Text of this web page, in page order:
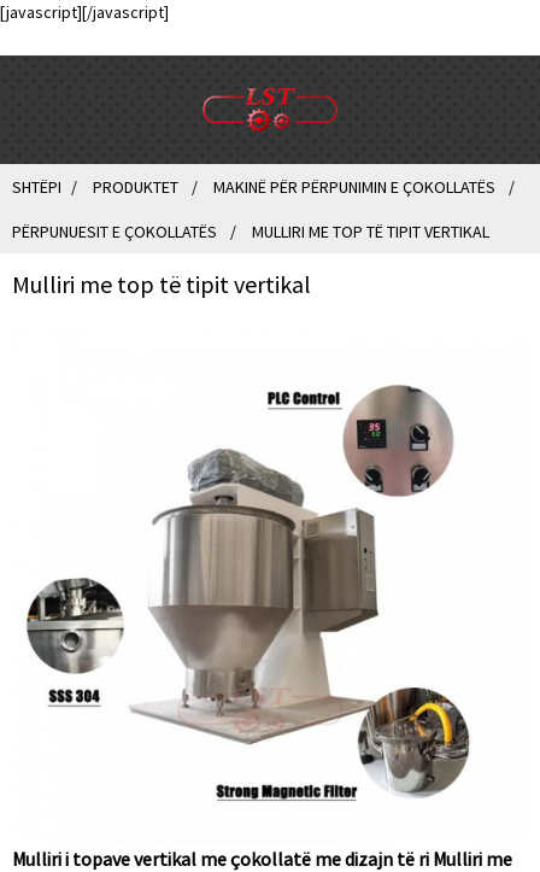
[javascript][/javascript]
SHTËPI PRODUKTET MAKINË PËR PËRPUNIMIN E ÇOKOLLATËS
PËRPUNUESIT E ÇOKOLLATËS MULLIRI ME TOP TË TIPIT VERTIKAL
Mulliri me top të tipit vertikal
Mulliri i topave vertikal me çokollatë me dizajn të ri Mulliri me